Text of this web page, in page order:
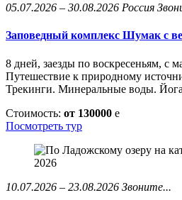
05.07.2026 – 30.08.2026 Россия
Заповедный комплекс Шумак с
8 дней, заезды по воскресеньям, с
Путешествие к природному
Трекинги. Минеральные воды. Йога
Стоимость: от 130000 e
Посмотреть тур
10.07.2026 – 23.08.2026 Звоните...